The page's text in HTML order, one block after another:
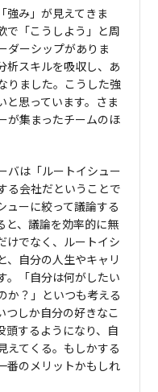
強み」が見えてきま
で「こうしよう」と周
ダーシップがありま
析スキルを吸収し、あ
りました。こうした強
と思っています。さま
が集まったチームのほ
バは「ルートイシュー
る会社だということで
ューに絞って議論する
と、議論を効率的に無
けでなく、ルートイシ
、自分の人生やキャリ
。「自分は何がしたい
か？」といつも考える
つしか自分の好きなこ
頭するようになり、自
えてくる。もしかする
番のメリットかもしれ